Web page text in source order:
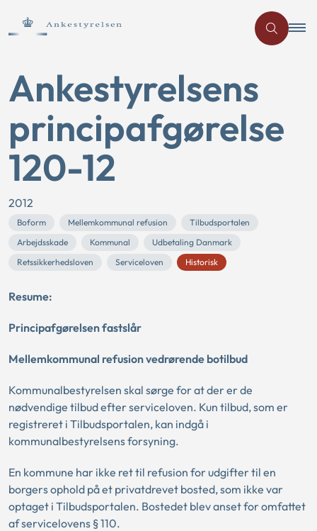
Ankestyrelsens
principafgørelse
120-12
2012
Boform Mellemkommunal refusion
Tilbudsportalen
Arbejdsskade
Kommunal
Udbetaling Danmark
Retssikkerhedsloven
Serviceloven Historisk
Resume:
Principafgørelsen fastslår
Mellemkommunal refusion vedrørende botilbud
Kommunalbestyrelsen skal sørge for at der er de
nødvendige tilbud efter serviceloven. Kun tilbud, som er
registreret i Tilbudsportalen, kan indgå i
kommunalbestyrelsens forsyning.
En kommune har ikke ret til refusion for udgifter til en
borgers ophold på et privatdrevet bosted, som ikke var
optaget i Tilbudsportalen. Bostedet blev anset for omfattet
af servicelovens § 110.